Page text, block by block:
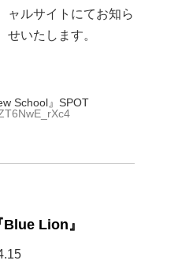
ャルサイトにてお知ら
せいたします。
School』SPOT
Lion』